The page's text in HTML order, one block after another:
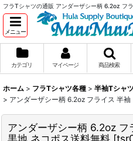
フラTシャツの通販 アンダーザシー柄 6.2oz フ
メニュー
カテゴリ マイページ 商品検索
ホーム > フラTシャツ各種 > 半袖Tシャツ
> アンダーザシー柄 6.2oz フライス 半
アンダーザシー柄 6.2oz
黒地 ネコポス送料無料 [